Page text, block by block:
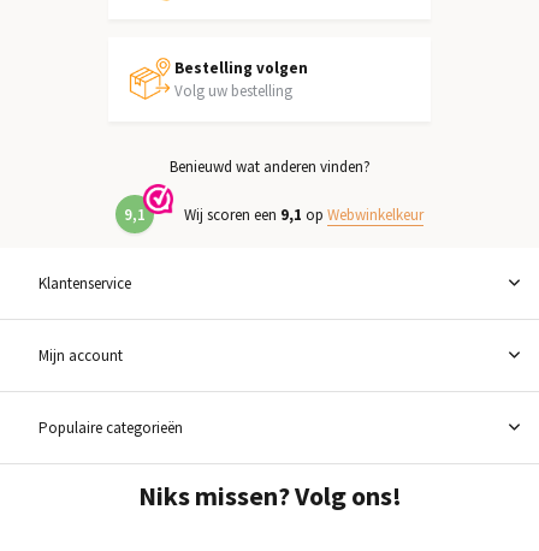
Bestelling volgen
Volg uw bestelling
Benieuwd wat anderen vinden?
9,1 Wij scoren een 9,1 op Webwinkelkeur
Klantenservice
Mijn account
Populaire categorieën
Niks missen? Volg ons!